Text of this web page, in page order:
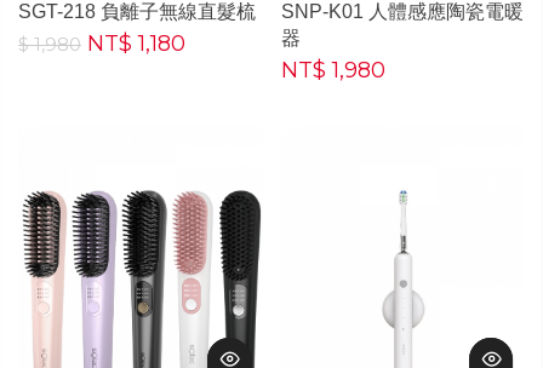
SGT-218 負離子無線直髮梳
$ 1,980 NT$ 1,180
SNP-K01 人體感應陶瓷電暖
器
NT$ 1,980